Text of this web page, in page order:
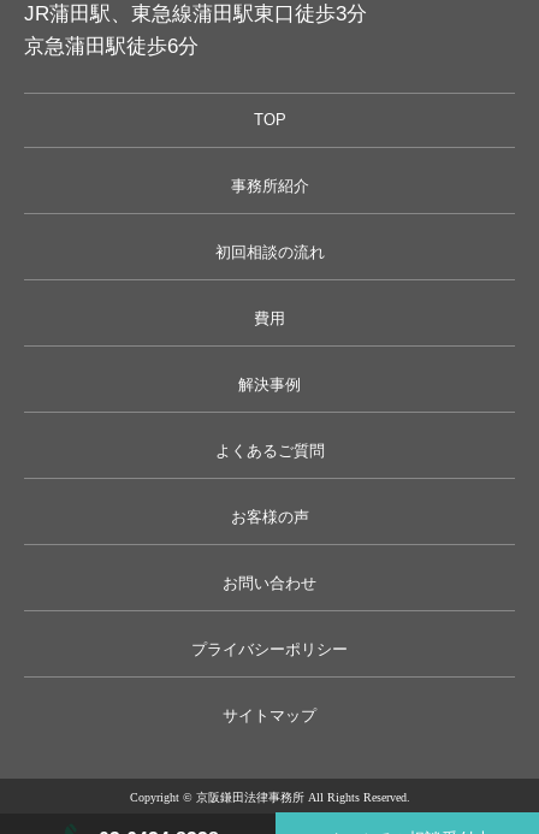
JR蒲田駅、東急線蒲田駅東口徒歩3分
京急蒲田駅徒歩6分
TOP
事務所紹介
初回相談の流れ
費用
解決事例
よくあるご質問
お客様の声
お問い合わせ
プライバシーポリシー
サイトマップ
Copyright © 京阪鎌田法律事務所 All Rights Reserved.